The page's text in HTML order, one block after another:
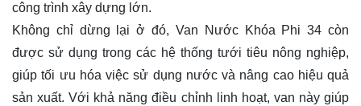
công trình xây dựng lớn.
Không chỉ dừng lại ở đó, Van Nước Khóa Phi 34 còn
được sử dụng trong các hệ thống tưới tiêu nông nghiệp,
giúp tối ưu hóa việc sử dụng nước và nâng cao hiệu quả
sản xuất. Với khả năng điều chỉnh linh hoạt, van này giúp